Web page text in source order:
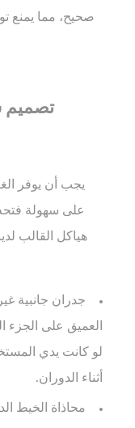
صحيح، مما يمنع
تصميم
يجب أن يوفر
على سهولة
هياكل القالب
جدران جانبية
العميق على الجزء
لو كانت يدي
أثناء الدوران.
محاذاة الخيط